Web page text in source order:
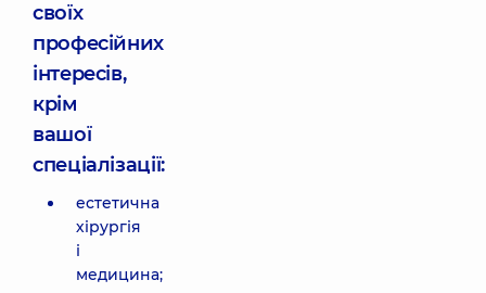
своїх
професійних
інтересів,
крім
вашої
спеціалізації:
естетична
хірургія
і
медицина;